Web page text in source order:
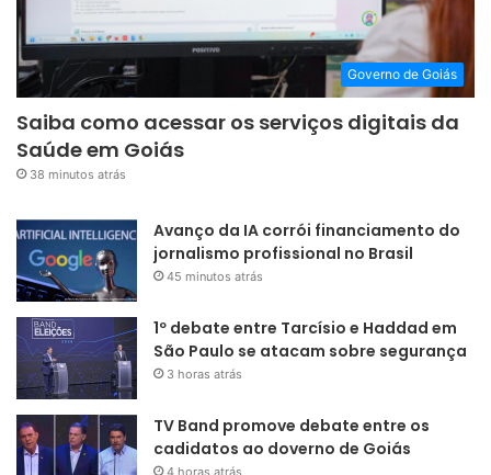
Governo de Goiás
Saiba como acessar os serviços digitais da
Saúde em Goiás
38 minutos atrás
Avanço da IA corrói financiamento do
jornalismo profissional no Brasil
45 minutos atrás
1º debate entre Tarcísio e Haddad em
São Paulo se atacam sobre segurança
3 horas atrás
TV Band promove debate entre os
cadidatos ao doverno de Goiás